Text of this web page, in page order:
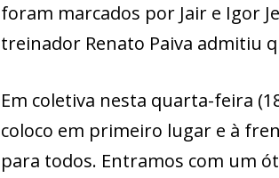
foram marcados por Jair e Igor
treinador Renato Paiva admitiu
Em coletiva nesta quarta-feira
coloco em primeiro lugar e à
para todos. Entramos com um